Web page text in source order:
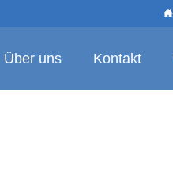
Über uns Kontakt